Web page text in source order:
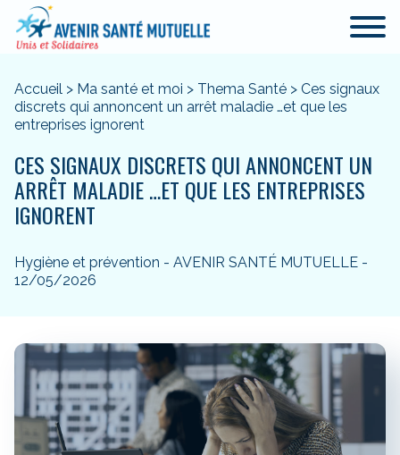
Accueil > Ma santé et moi > Thema Santé > Ces signaux
discrets qui annoncent un arrêt maladie …et que les
entreprises ignorent
CES SIGNAUX DISCRETS QUI ANNONCENT UN
ARRÊT MALADIE …ET QUE LES ENTREPRISES
IGNORENT
Hygiène et prévention - AVENIR SANTÉ MUTUELLE -
12/05/2026